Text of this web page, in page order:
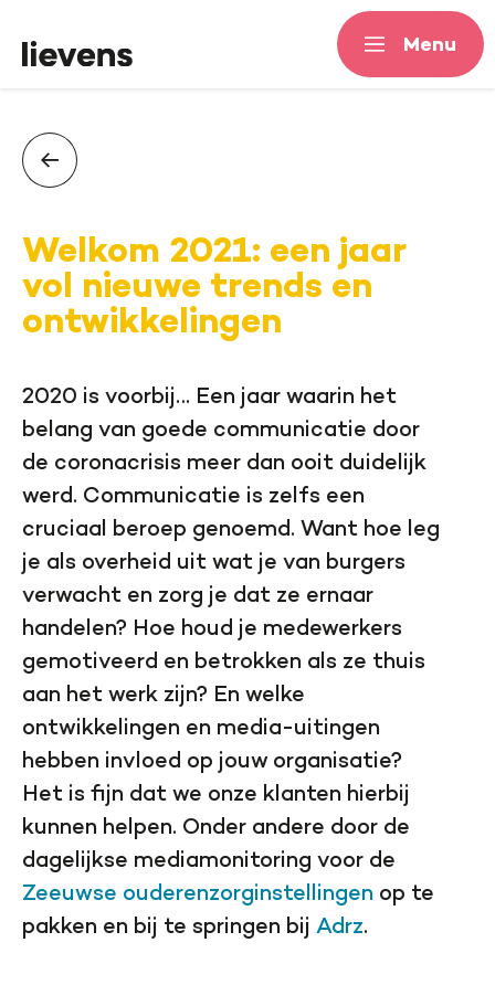
Menu
Menu
Welkom 2021: een jaar
vol nieuwe trends en
ontwikkelingen
2020 is voorbij… Een jaar waarin het
belang van goede communicatie door
de coronacrisis meer dan ooit duidelijk
werd. Communicatie is zelfs een
cruciaal beroep genoemd. Want hoe leg
je als overheid uit wat je van burgers
verwacht en zorg je dat ze ernaar
handelen? Hoe houd je medewerkers
gemotiveerd en betrokken als ze thuis
aan het werk zijn? En welke
ontwikkelingen en media-uitingen
hebben invloed op jouw organisatie?
Het is fijn dat we onze klanten hierbij
kunnen helpen. Onder andere door de
dagelijkse mediamonitoring voor de
Zeeuwse ouderenzorginstellingen op te
pakken en bij te springen bij Adrz.